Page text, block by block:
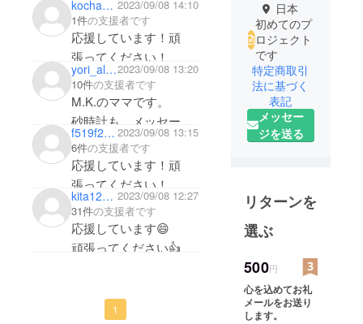
kochan1028 2023/09/08 14:10
1件の支援者です
応援しています！頑
張ってください！
yori_aloha2023/09/08 13:20
10件の支援者です
M.K.のママです。
砂時計も、メッセージ
も、とても素敵な発想
みんながんばってくだ
さい、応援してる
よ！！！
f519f2f22c14 2023/09/08 13:15
6件の支援者です
応援しています！頑
張ってください！
kita123uuta 2023/09/08 12:27
31件の支援者です
応援しています😄
頑張ってください👍
1
日本
初めてのプ
ロジェクト
です
特定商取引
法に基づく
表記
メッセー
ジを送る
リターンを
選ぶ
500円
心を込めてお礼
メールをお送り
します。